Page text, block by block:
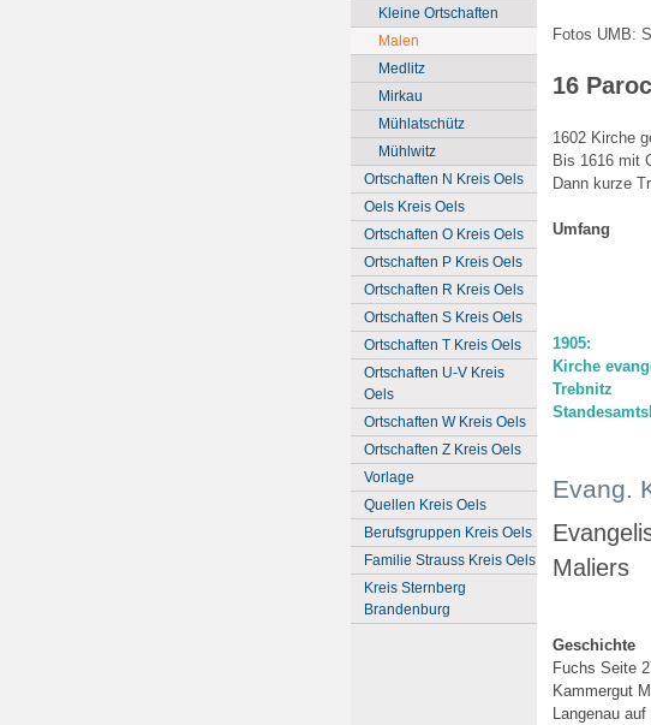
Kleine Ortschaften
Malen
Medlitz
Mirkau
Mühlatschütz
Mühlwitz
Ortschaften N Kreis Oels
Oels Kreis Oels
Ortschaften O Kreis Oels
Ortschaften P Kreis Oels
Ortschaften R Kreis Oels
Ortschaften S Kreis Oels
Ortschaften T Kreis Oels
Ortschaften U-V Kreis
Oels
Ortschaften W Kreis Oels
Ortschaften Z Kreis Oels
Vorlage
Quellen Kreis Oels
Berufsgruppen Kreis Oels
Familie Strauss Kreis Oels
Kreis Sternberg
Brandenburg
Fotos UMB:
16
1602 Kirche
Bis 1616 mit
Dann kurze
Umfang
1905:
Kirche
Trebnitz
Evang.
Maliers
Geschichte
Fuchs Seite
Kammergut
Langenau